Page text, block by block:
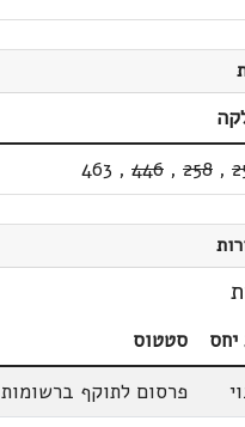
,
258
,
446
,
463
יחס
סטטוס
פרסום לתוקף ברשומות 14.03.91